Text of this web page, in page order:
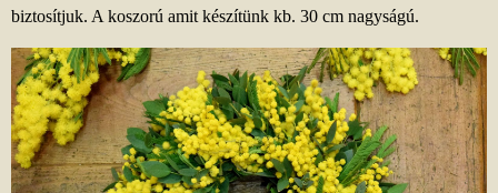
biztosítjuk. A koszorú amit készítünk kb. 30 cm nagyságú.